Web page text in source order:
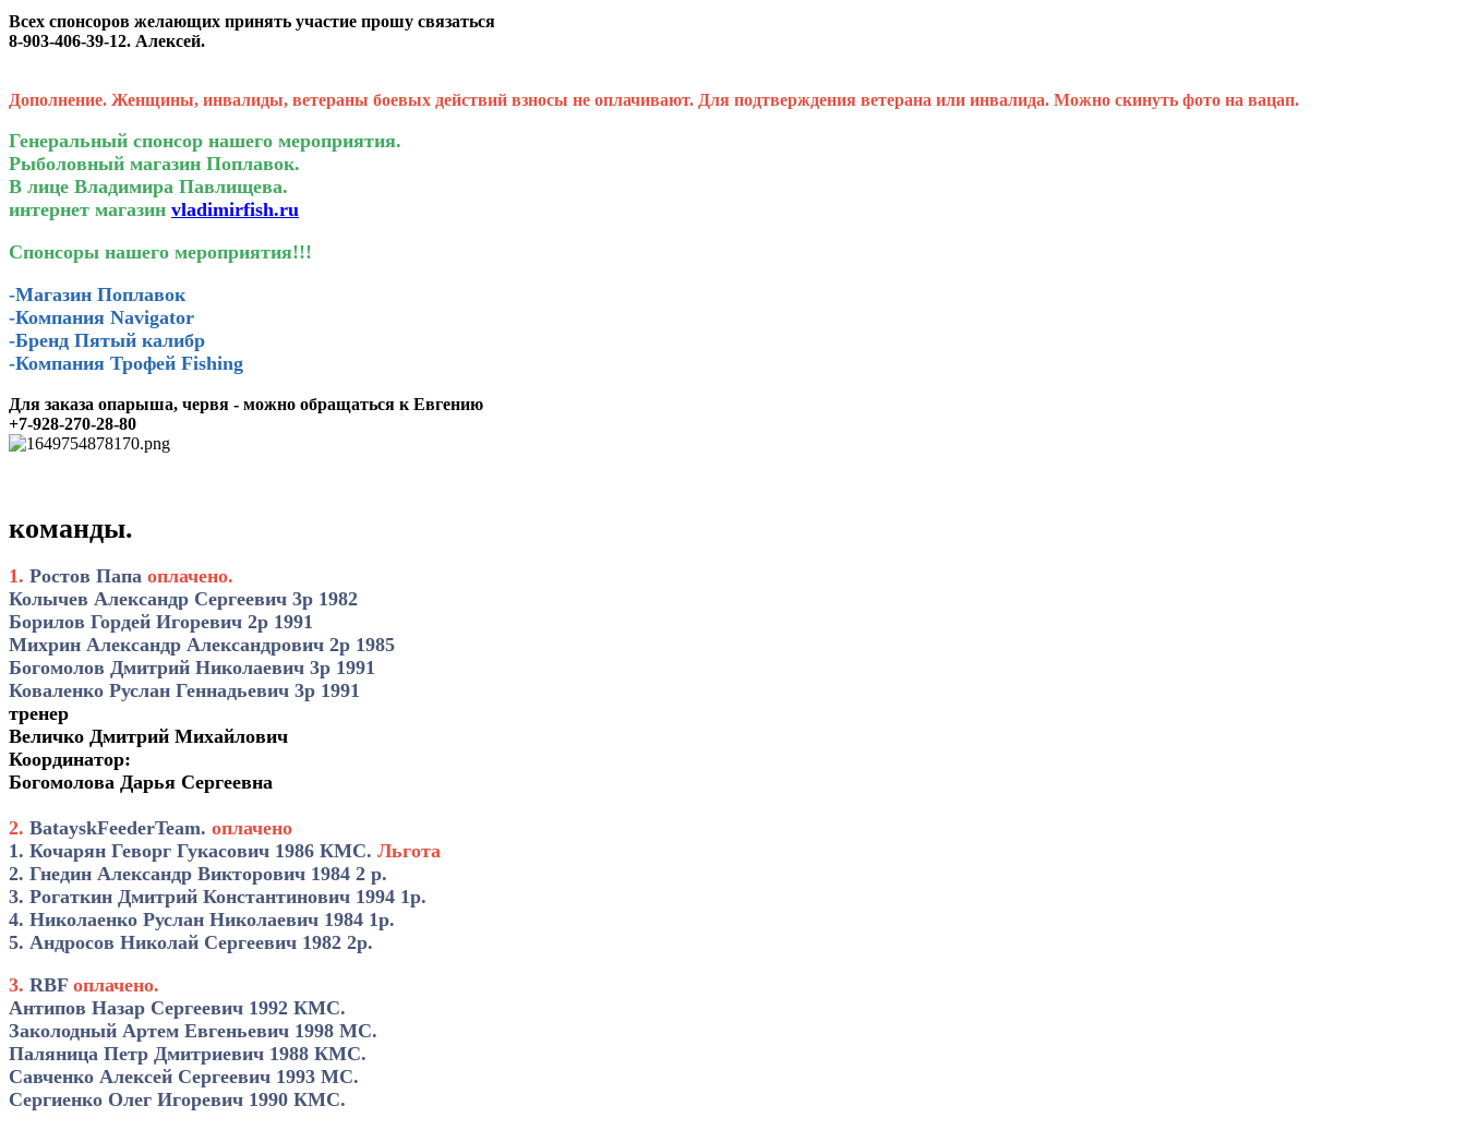
Всех спонсоров желающих принять участие прошу связаться
8-903-406-39-12. Алексей.
Дополнение. Женщины, инвалиды, ветераны боевых действий взносы не оплачивают. Для подтверждения ветерана или инвалида. Можно скинуть фото на вацап.
Генеральный спонсор нашего мероприятия.
Рыболовный магазин Поплавок.
В лице Владимира Павлищева.
интернет магазин vladimirfish.ru
Спонсоры нашего мероприятия!!!
-Магазин Поплавок
-Компания Navigator
-Бренд Пятый калибр
-Компания Трофей Fishing
Для заказа опарыша, червя - можно обращаться к Евгению
+7-928-270-28-80
команды.
1. Ростов Папа оплачено.
Колычев Александр Сергеевич 3р 1982
Борилов Гордей Игоревич 2р 1991
Михрин Александр Александрович 2р 1985
Богомолов Дмитрий Николаевич 3р 1991
Коваленко Руслан Геннадьевич 3р 1991
тренер
Величко Дмитрий Михайлович
Координатор:
Богомолова Дарья Сергеевна
2. BatayskFeederTeam. оплачено
1. Кочарян Геворг Гукасович 1986 КМС. Льгота
2. Гнедин Александр Викторович 1984 2 р.
3. Рогаткин Дмитрий Константинович 1994 1р.
4. Николаенко Руслан Николаевич 1984 1р.
5. Андросов Николай Сергеевич 1982 2р.
3. RBF оплачено.
Антипов Назар Сергеевич 1992 КМС.
Заколодный Артем Евгеньевич 1998 МС.
Паляница Петр Дмитриевич 1988 КМС.
Савченко Алексей Сергеевич 1993 МС.
Сергиенко Олег Игоревич 1990 КМС.